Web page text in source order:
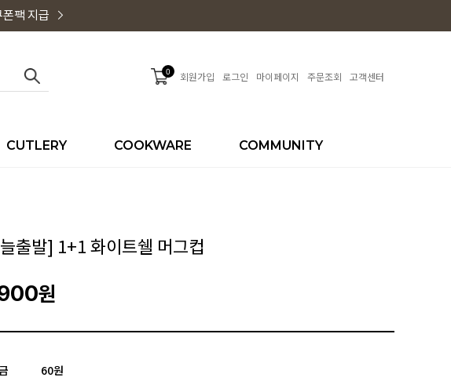
팩 지급
0 회원가입 로그인 마이페이지 주문조회 고객센터
CUTLERY COOKWARE COMMUNITY
출발] 1+1 화이트쉘 머그컵
원
60원